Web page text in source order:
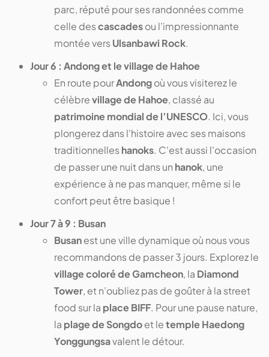
parc, réputé pour ses randonnées comme
celle descascadesou l’impressionnante
montée versUlsanbawi Rock.
Jour 6 : Andong et le village de Hahoe
En route pourAndongoù vous visiterez le
célèbrevillage de Hahoe, classé au
patrimoine mondial de l’UNESCO. Ici, vous
plongerez dans l'histoire avec ses maisons
traditionnelleshanoks. C'est aussi l'occasion
de passer une nuit dans un hanok, une
expérience à ne pas manquer, même si le
confort peut être basique !
Jour 7 à 9 : Busan
Busanest une ville dynamique où nous vous
recommandons de passer 3 jours. Explorez le
village coloré de Gamcheon, la Diamond
Tower, et n’oubliez pas de goûter à la street
food sur la place BIFF. Pour une pause nature,
la plage de Songdoet letemple Haedong
Yonggungsavalent le détour.